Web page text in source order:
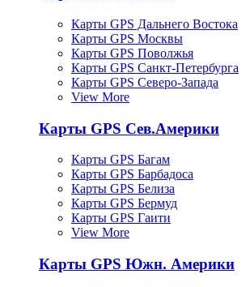
Карты GPS Дальнего Востока
Карты GPS Москвы
Карты GPS Поволжья
Карты GPS Санкт-Петербурга
Карты GPS Северо-Запада
View More
Карты GPS Сев.Америки
Карты GPS Багам
Карты GPS Барбадоса
Карты GPS Белиза
Карты GPS Бермуд
Карты GPS Гаити
View More
Карты GPS Южн. Америки